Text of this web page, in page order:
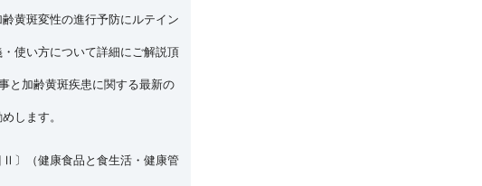
黄斑変性の進行予防にルテイン
使い方について詳細にご解説頂
と加齢黄斑疾患に関する最新の
します。
〕（健康食品と食生活・健康管